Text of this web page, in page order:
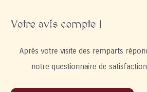
Votre avis compte !
Après votre visite des remparts
notre questionnaire de